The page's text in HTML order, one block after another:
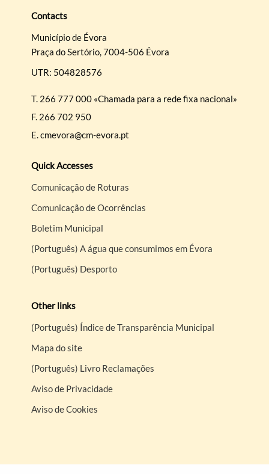
Contacts
Município de Évora
Praça do Sertório, 7004-506 Évora
UTR: 504828576
T. 266 777 000 «Chamada para a rede fixa nacional»
F. 266 702 950
E.cmevora@cm-evora.pt
Quick Accesses
Comunicação de Roturas
Comunicação de Ocorrências
Boletim Municipal
(Português) A água que consumimos em Évora
(Português) Desporto
Other links
(Português) Índice de Transparência Municipal
Mapa do site
(Português) Livro Reclamações
Aviso de Privacidade
Aviso de Cookies